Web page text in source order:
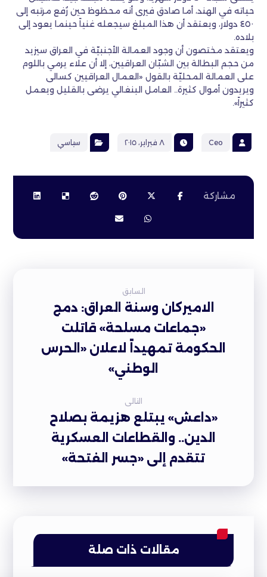
حياته في الهند، أما صادق فيرى أنه محظوظ حين رُفع مرتبه إلى
٤٥٠ دولار، ويعتقد أن هذا المبلغ سيجعله غنياً حينما يعود إلى
بلاده.
ويعتقد مختصون أن وجود العمالة الأجنبيّة في العراق سيزيد
من حجم البطالة بين الشبّان العراقيين، إلا أن علاء يرمي باللوم
على العمالة المحليّة بالقول «العمال العراقيين كسالى
ويريدون أموال كثيرة.. العامل البنغالي يرضى بالقليل ويعمل
كثيراً».
Ceo ٨ فبراير، ٢٠١٥ سياسي
السابق
الاميركان وسنة العراق: دمج
«جماعات مسلحة» قاتلت
الحكومة تمهيداً لاعلان «الحرس
الوطني»
التالى
«داعش» يبتلع هزيمة بصلاح
الدين.. والقطاعات العسكرية
تتقدم إلى «جسر الفتحة»
مقالات ذات صلة